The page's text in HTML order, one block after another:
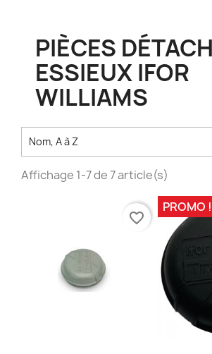
PIÈCES
ESSIEUX IFOR
WILLIAMS
Nom, A à Z
Affichage 1-7 de 7 article(s)
favorite_border
PROMO !